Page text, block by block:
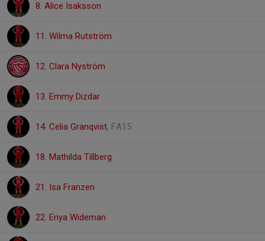
8. Alice Isaksson
11. Wilma Rutström
12. Clara Nyström
13. Emmy Dizdar
14. Celia Granqvist, FA15
18. Mathilda Tillberg
21. Isa Franzen
22. Enya Wideman